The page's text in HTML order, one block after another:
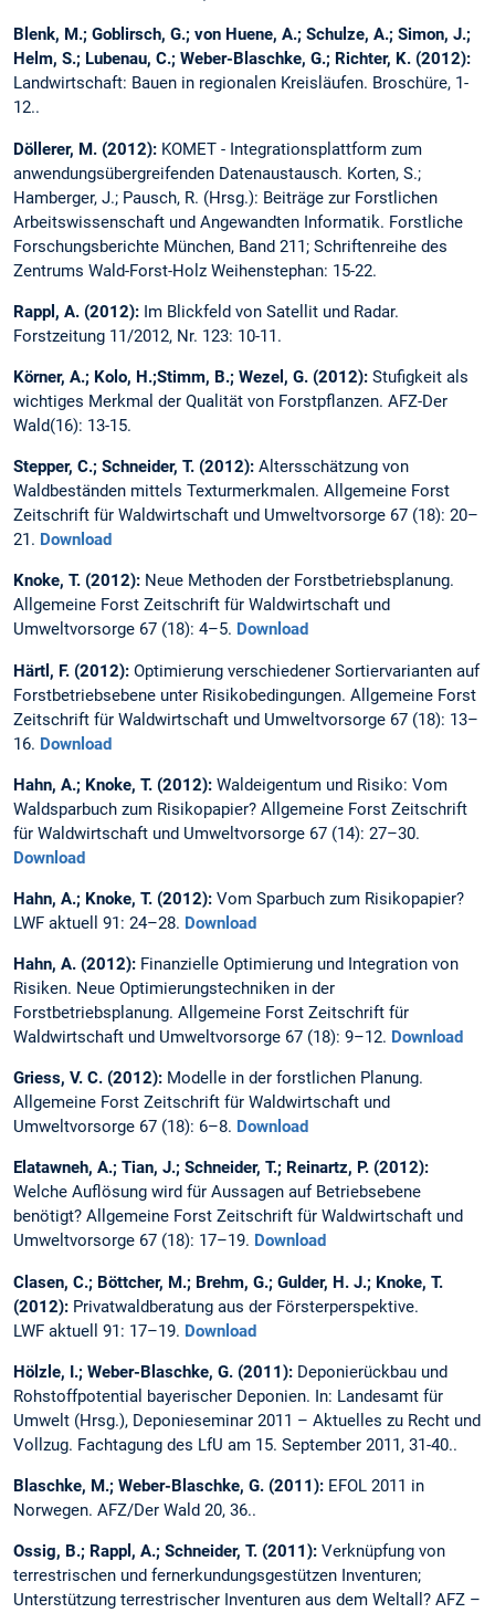
Blenk, M.; Goblirsch, G.; von Huene, A.; Schulze, A.; Simon, J.;
Helm, S.; Lubenau, C.; Weber-Blaschke, G.; Richter, K. (2012):
Landwirtschaft: Bauen in regionalen Kreisläufen. Broschüre, 1-
12..
Döllerer, M. (2012): KOMET - Integrationsplattform zum
anwendungsübergreifenden Datenaustausch. Korten, S.;
Hamberger, J.; Pausch, R. (Hrsg.): Beiträge zur Forstlichen
Arbeitswissenschaft und Angewandten Informatik. Forstliche
Forschungsberichte München, Band 211; Schriftenreihe des
Zentrums Wald-Forst-Holz Weihenstephan: 15-22.
Rappl, A. (2012): Im Blickfeld von Satellit und Radar.
Forstzeitung 11/2012, Nr. 123: 10-11.
Körner, A.; Kolo, H.;Stimm, B.; Wezel, G. (2012): Stufigkeit als
wichtiges Merkmal der Qualität von Forstpflanzen. AFZ-Der
Wald(16): 13-15.
Stepper, C.; Schneider, T. (2012): Altersschätzung von
Waldbeständen mittels Texturmerkmalen. Allgemeine Forst
Zeitschrift für Waldwirtschaft und Umweltvorsorge 67 (18): 20–
21. Download
Knoke, T. (2012): Neue Methoden der Forstbetriebsplanung.
Allgemeine Forst Zeitschrift für Waldwirtschaft und
Umweltvorsorge 67 (18): 4–5. Download
Härtl, F. (2012): Optimierung verschiedener Sortiervarianten auf
Forstbetriebsebene unter Risikobedingungen. Allgemeine Forst
Zeitschrift für Waldwirtschaft und Umweltvorsorge 67 (18): 13–
16. Download
Hahn, A.; Knoke, T. (2012): Waldeigentum und Risiko: Vom
Waldsparbuch zum Risikopapier? Allgemeine Forst Zeitschrift
für Waldwirtschaft und Umweltvorsorge 67 (14): 27–30.
Download
Hahn, A.; Knoke, T. (2012): Vom Sparbuch zum Risikopapier?
LWF aktuell 91: 24–28. Download
Hahn, A. (2012): Finanzielle Optimierung und Integration von
Risiken. Neue Optimierungstechniken in der
Forstbetriebsplanung. Allgemeine Forst Zeitschrift für
Waldwirtschaft und Umweltvorsorge 67 (18): 9–12. Download
Griess, V. C. (2012): Modelle in der forstlichen Planung.
Allgemeine Forst Zeitschrift für Waldwirtschaft und
Umweltvorsorge 67 (18): 6–8. Download
Elatawneh, A.; Tian, J.; Schneider, T.; Reinartz, P. (2012):
Welche Auflösung wird für Aussagen auf Betriebsebene
benötigt? Allgemeine Forst Zeitschrift für Waldwirtschaft und
Umweltvorsorge 67 (18): 17–19. Download
Clasen, C.; Böttcher, M.; Brehm, G.; Gulder, H. J.; Knoke, T.
(2012): Privatwaldberatung aus der Försterperspektive.
LWF aktuell 91: 17–19. Download
Hölzle, I.; Weber-Blaschke, G. (2011): Deponierückbau und
Rohstoffpotential baye­rischer Deponien. In: Landesamt für
Umwelt (Hrsg.), Deponieseminar 2011 – Aktuelles zu Recht und
Vollzug. Fachtagung des LfU am 15. September 2011, 31-40..
Blaschke, M.; Weber-Blaschke, G. (2011): EFOL 2011 in
Norwegen. AFZ/Der Wald 20, 36..
Ossig, B.; Rappl, A.; Schneider, T. (2011): Verknüpfung von
terrestrischen und fernerkundungsgestützen Inventuren;
Unterstützung terrestrischer Inventuren aus dem Weltall? AFZ –